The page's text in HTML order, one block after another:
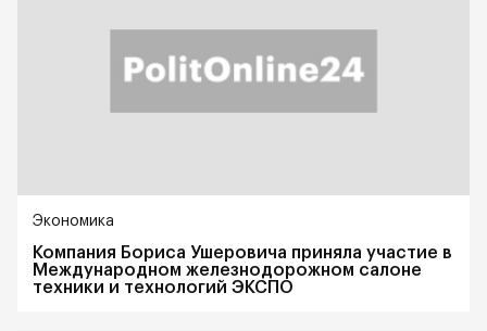
Экономика
Компания Бориса Ушеровича приняла участие в
Международном железнодорожном салоне
техники и технологий ЭКСПО